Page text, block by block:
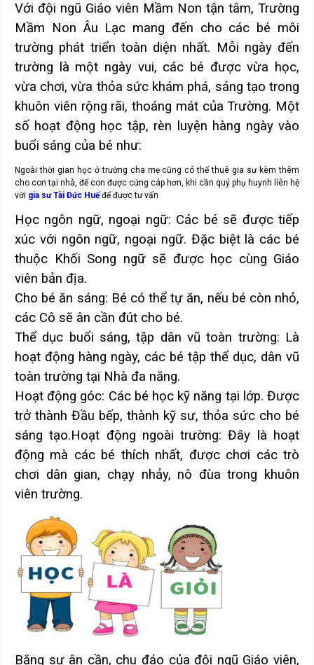
Với đội ngũ Giáo viên Mầm Non tận tâm, Trường
Mầm Non Âu Lạc mang đến cho các bé môi
trường phát triển toàn diện nhất. Mỗi ngày đến
trường là một ngày vui, các bé được vừa học,
vừa chơi, vừa thỏa sức khám phá, sáng tạo trong
khuôn viên rộng rãi, thoáng mát của Trường. Một
số hoạt động học tập, rèn luyện hàng ngày vào
buổi sáng của bé như:
Ngoài thời gian học ở trường cha mẹ cũng có thể thuê gia sư kèm thêm
cho con tại nhà, để con được cứng cáp hơn, khi cần quý phụ huynh liên hệ
với gia sư Tài Đức Huếđể được tư vấn
Học ngôn ngữ, ngoại ngữ: Các bé sẽ được tiếp
xúc với ngôn ngữ, ngoại ngữ. Đặc biệt là các bé
thuộc Khối Song ngữ sẽ được học cùng Giáo
viên bản địa.
Cho bé ăn sáng: Bé có thể tự ăn, nếu bé còn nhỏ,
các Cô sẽ ân cần đút cho bé.
Thể dục buổi sáng, tập dân vũ toàn trường: Là
hoạt động hàng ngày, các bé tập thể dục, dân vũ
toàn trường tại Nhà đa năng.
Hoạt động góc: Các bé học kỹ năng tại lớp. Được
trở thành Đầu bếp, thành kỹ sư, thỏa sức cho bé
sáng tạo.Hoạt động ngoài trường: Đây là hoạt
động mà các bé thích nhất, được chơi các trò
chơi dân gian, chạy nhảy, nô đùa trong khuôn
viên trường.
Bằng sự ân cần, chu đáo của đội ngũ Giáo viên,